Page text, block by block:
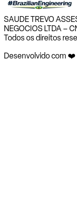
SAUDE TREVO
NEGOCIOS LTDA –
Todos os direitos
Desenvolvido com ❤️